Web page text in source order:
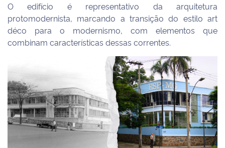
O edifício é representativo da arquitetura
protomodernista, marcando a transição do estilo art
déco para o modernismo, com elementos que
combinam características dessas correntes.